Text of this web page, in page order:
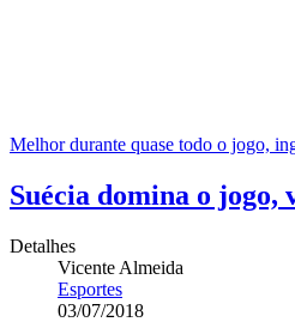
Melhor durante quase todo o jogo,
Suécia domina o jogo,
Detalhes
Vicente Almeida
Esportes
03/07/2018